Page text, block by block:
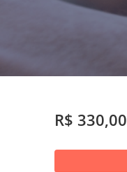
R$ 330,00